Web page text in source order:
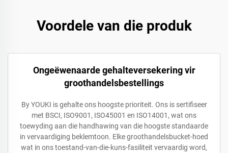
Voordele van die produk
Ongeëwenaarde gehalteversekering vir
groothandelsbestellings
By YOUKI is gehalte ons hoogste prioriteit. Ons is sertifiseer
met BSCI, ISO9001, ISO45001 en ISO14001, wat ons
toewyding aan die handhawing van die hoogste standaarde
in vervaardiging beklemtoon. Elke groothandelsbucket-hoed
wat in ons toestand-van-die-kuns-fasiliteit vervaardig word,